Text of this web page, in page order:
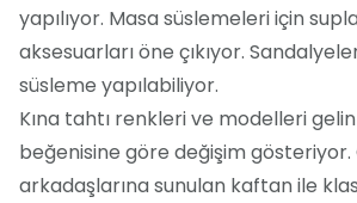
yapılıyor. Masa süslemeleri için
aksesuarları öne çıkıyor.
süsleme yapılabiliyor.
Kına tahtı renkleri ve modelleri
beğenisine göre değişim gösteriyor.
arkadaşlarına sunulan kaftan ile